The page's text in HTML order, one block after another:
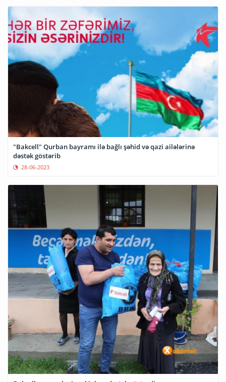
"Bakcell" Qurban bayramı ilə bağlı şəhid və qazi ailələrinə
dəstək göstərib
28-06-2023